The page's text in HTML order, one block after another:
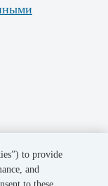
to provide
and